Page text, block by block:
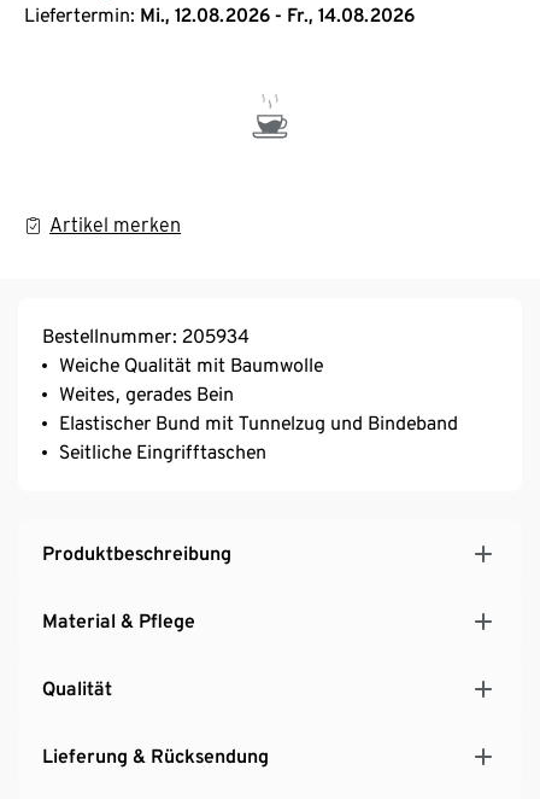
Liefertermin: Mi., 12.08.2026 - Fr., 14.08.2026
Artikel merken
Bestellnummer: 205934
Weiche Qualität mit Baumwolle
Weites, gerades Bein
Elastischer Bund mit Tunnelzug und Bindeband
Seitliche Eingrifftaschen
Produktbeschreibung
Material & Pflege
Qualität
Lieferung & Rücksendung